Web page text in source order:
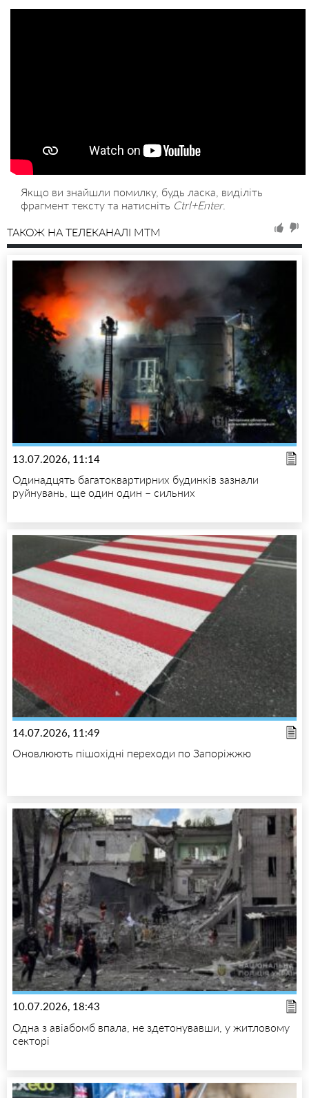
Якщо ви знайшли помилку, будь ласка, виділіть
фрагмент тексту та натисніть Ctrl+Enter.
ТАКОЖ НА ТЕЛЕКАНАЛІ MTM
13.07.2026, 11:14
Одинадцять багатоквартирних будинків зазнали
руйнувань, ще один один – сильних
14.07.2026, 11:49
Оновлюють пішохідні переходи по Запоріжжю
10.07.2026, 18:43
Одна з авіабомб впала, не здетонувавши, у житловому
секторі